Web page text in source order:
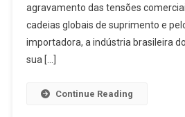
Cenário
Global
Adverso,
agravamento das tensões
cadeias globais de suprimento e
importadora, a indústria brasileira
sua […]
Continue Reading